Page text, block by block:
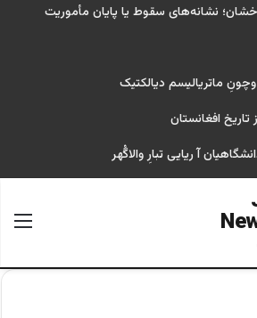
نشانه‌های سقوط یا پایان مأموریت
ماتریالیسم دیالکتیک
تاریخ افغانستان
آ ریایی تبارِ والاگُهر